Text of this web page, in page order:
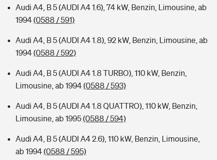
Wer versichert was: Jetzt Versicherer finden
Sie haben Fragen?
Musikinstrumentenversicherung
Zur Übersicht
Tools
Kinderunfall-Check: Mehr Sicherheit für deine Kids
Sie haben Fragen?
Audi A4, B 5 (AUDI A4 1.6), 74 kW, Benzin, Limousine, ab
1994(0588 / 591)
Audi A4, B 5 (AUDI A4 1.8), 92 kW, Benzin, Limousine, ab
1994(0588 / 592)
Audi A4, B 5 (AUDI A4 1.8 TURBO), 110 kW, Benzin,
Limousine, ab 1994(0588 / 593)
Audi A4, B 5 (AUDI A4 1.8 QUATTRO), 110 kW, Benzin,
Limousine, ab 1995(0588 / 594)
Audi A4, B 5 (AUDI A4 2.6), 110 kW, Benzin, Limousine,
ab 1994(0588 / 595)